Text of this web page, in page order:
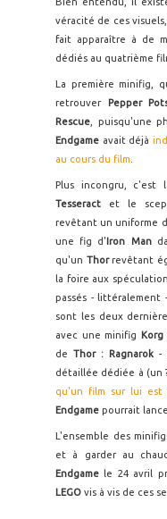
véracité de ces
fait apparaître à de
dédiés au quatrième
La première minifig,
retrouver
Pepper
Rescue , puisqu'une
Endgame avait déjà
au cours du film
Plus incongru, c'est
Tesseract et le
revêtant un uniforme
une fig d' Iron Man
qu'un Thorrevêtant
la foire aux
passés - littéralement
sont les deux
avec une minifig
Korg
de Thor : Ragnarok -
détaillée dédiée à (un
qu'un film sur lui est
Endgame pourrait
L'ensemble des
et à garder au
Endgame le 24 avril
LEGO vis à vis de ces